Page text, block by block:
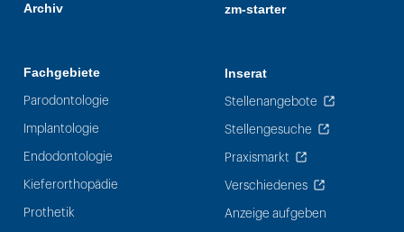
Archiv
Fachgebiete
Parodontologie
Implantologie
Endodontologie
Kieferorthopädie
Prothetik
zm-starter
Inserat
Stellenangebote
Stellengesuche
Praxismarkt
Verschiedenes
Anzeige aufgeben